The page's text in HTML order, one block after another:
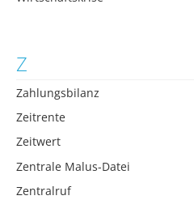
Z
Zahlungsbilanz
Zeitrente
Zeitwert
Zentrale Malus-Datei
Zentralruf